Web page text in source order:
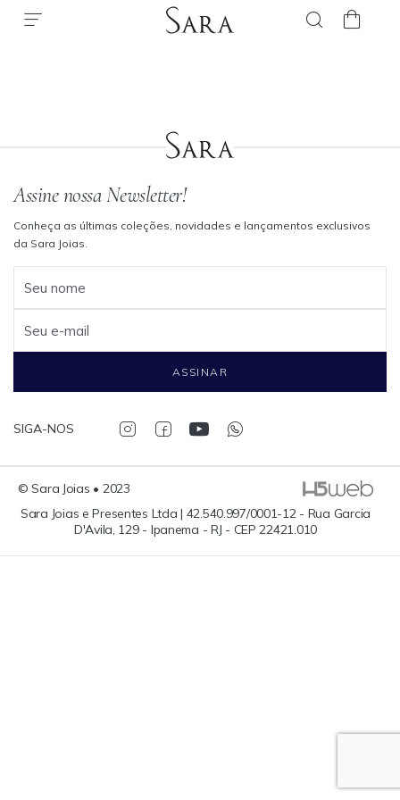
Assine nossa Newsletter!
Conheça as últimas coleções, novidades e lançamentos exclusivos
da Sara Joias.
Seu nome
Seu e-mail
ASSINAR
SIGA-NOS
© Sara Joias • 2023
Sara Joias e Presentes Ltda | 42.540.997/0001-12 - Rua Garcia
D'Avila, 129 - Ipanema - RJ - CEP 22421.010